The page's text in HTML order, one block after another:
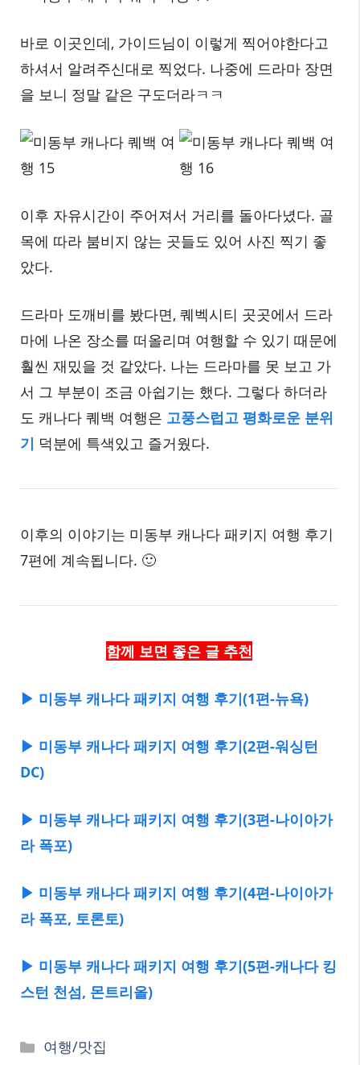
바로 이곳인데, 가이드님이 이렇게 찍어야한다고
하셔서 알려주신대로 찍었다. 나중에 드라마 장면
을 보니 정말 같은 구도더라ㅋㅋ
이후 자유시간이 주어져서 거리를 돌아다녔다. 골
목에 따라 붐비지 않는 곳들도 있어 사진 찍기 좋
았다.
드라마 도깨비를 봤다면, 퀘벡시티 곳곳에서 드라
마에 나온 장소를 떠올리며 여행할 수 있기 때문에
훨씬 재밌을 것 같았다. 나는 드라마를 못 보고 가
서 그 부분이 조금 아쉽기는 했다. 그렇다 하더라
도 캐나다 퀘백 여행은 고풍스럽고 평화로운 분위
기 덕분에 특색있고 즐거웠다.
이후의 이야기는 미동부 캐나다 패키지 여행 후기
7편에 계속됩니다. 🙂
함께 보면 좋은 글 추천
▶ 미동부 캐나다 패키지 여행 후기(1편-뉴욕)
▶ 미동부 캐나다 패키지 여행 후기(2편-워싱턴
DC)
▶ 미동부 캐나다 패키지 여행 후기(3편-나이아가
라 폭포)
▶ 미동부 캐나다 패키지 여행 후기(4편-나이아가
라 폭포, 토론토)
▶ 미동부 캐나다 패키지 여행 후기(5편-캐나다 킹
스턴 천섬, 몬트리올)
카
여행/맛집